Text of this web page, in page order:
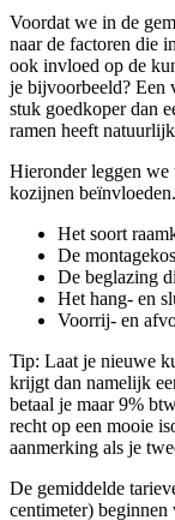
Voordat we in de
naar de factoren die
ook invloed op de
je bijvoorbeeld? Een
stuk goedkoper dan
ramen heeft
Hieronder leggen
kozijnen beïnvloeden.
Het soort
De
De beglazing
Het hang- en
Voorrij- en
Tip: Laat je nieuwe
krijgt dan namelijk
betaal je maar 9%
recht op een mooie
aanmerking als je
De gemiddelde
centimeter) beginnen